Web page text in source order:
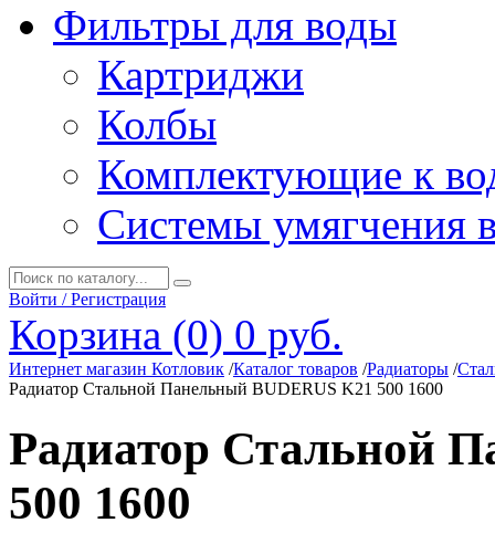
Фильтры для воды
Картриджи
Колбы
Комплектующие к
Системы умягчения
Войти / Регистрация
Корзина (0) 0 руб.
Интернет магазин Котловик /Каталог товаров /Радиаторы /
Радиатор Стальной Панельный BUDERUS K21 500 1600
Радиатор Стальной
500 1600